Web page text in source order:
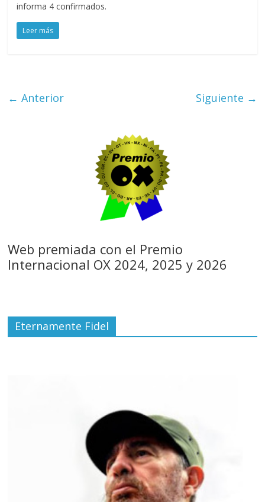
informa 4 confirmados.
Leer más
← Anterior Siguiente →
Web premiada con el Premio
Internacional OX 2024, 2025 y 2026
Eternamente Fidel